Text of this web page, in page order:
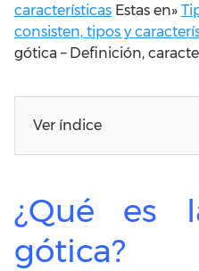
características Estas en»
consisten, tipos y
gótica – Definición,
Ver índice
¿Qué es
gótica?